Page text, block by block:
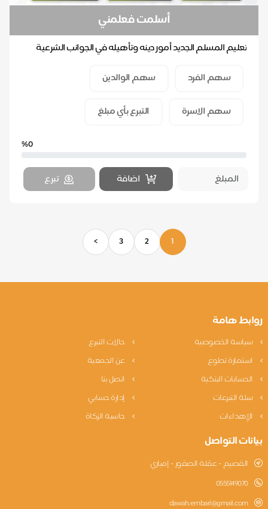
أسلمت فعلمني
تعليم المسلم الجديد أمور دينه وتأهيله في الجوانب الشرعية
سهم الفرد
سهم الوالدين
سهم الاسرة التبرع بأي مبلغ
%0
اضافة تبرع
1
2
3
>
روابط هامة
سياسة الخصوصية
حالات التبرع
استمارة تطوع
عن الجمعية
الحسابات البنكية
اتصل بنا
سلة التبرعات
إدارة حسابي
الإهداءات
حاسبة الزكاة
بيانات التواصل
القصيم - عقلة الصقور - إمباري
0555149070
dawah.embari@gmail.com